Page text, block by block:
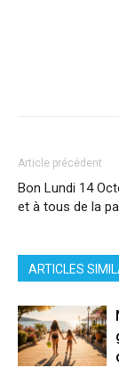
Article précédent
Bon Lundi 14
et à tous de la
ARTICLES